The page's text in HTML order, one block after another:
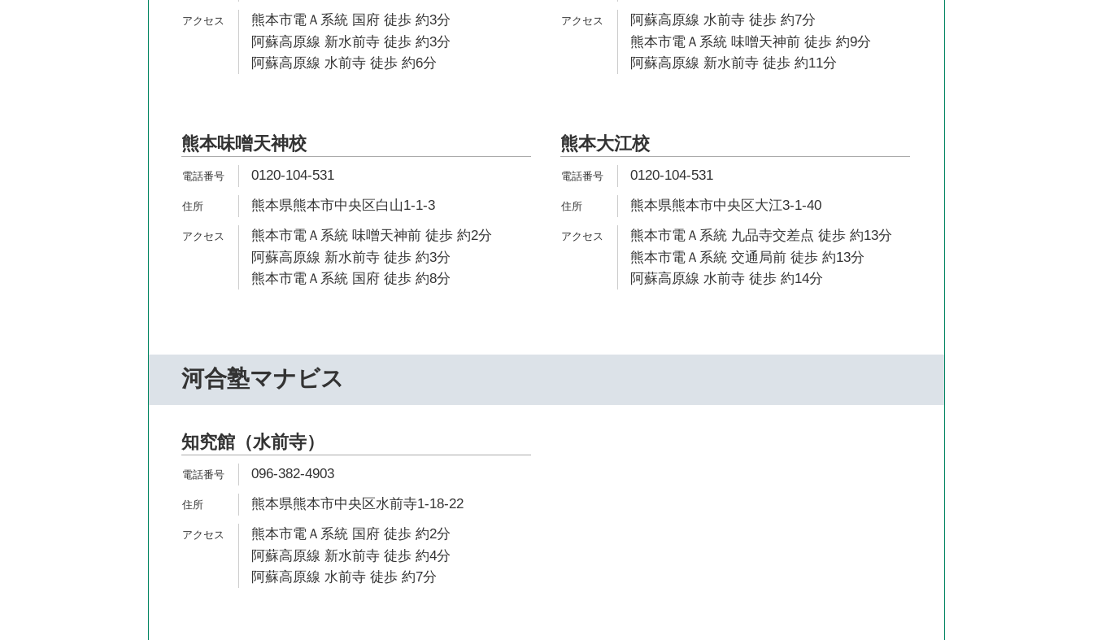
熊本市電Ａ系統 国府 徒歩 約3分
阿蘇高原線 新水前寺 徒歩 約3分
阿蘇高原線 水前寺 徒歩 約6分
阿蘇高原線 水前寺 徒歩 約7分
熊本市電Ａ系統 味噌天神前 徒歩 約9分
阿蘇高原線 新水前寺 徒歩 約11分
熊本味噌天神校
0120-104-531
熊本県熊本市中央区白山1-1-3
熊本市電Ａ系統 味噌天神前 徒歩 約2分
阿蘇高原線 新水前寺 徒歩 約3分
熊本市電Ａ系統 国府 徒歩 約8分
熊本大江校
0120-104-531
熊本県熊本市中央区大江3-1-40
熊本市電Ａ系統 九品寺交差点 徒歩 約13分
熊本市電Ａ系統 交通局前 徒歩 約13分
阿蘇高原線 水前寺 徒歩 約14分
河合塾マナビス
知究館（水前寺）
096-382-4903
熊本県熊本市中央区水前寺1-18-22
熊本市電Ａ系統 国府 徒歩 約2分
阿蘇高原線 新水前寺 徒歩 約4分
阿蘇高原線 水前寺 徒歩 約7分